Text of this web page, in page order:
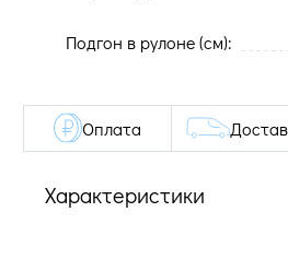
Подгон в рулоне (cм):
Характеристики
Оплата